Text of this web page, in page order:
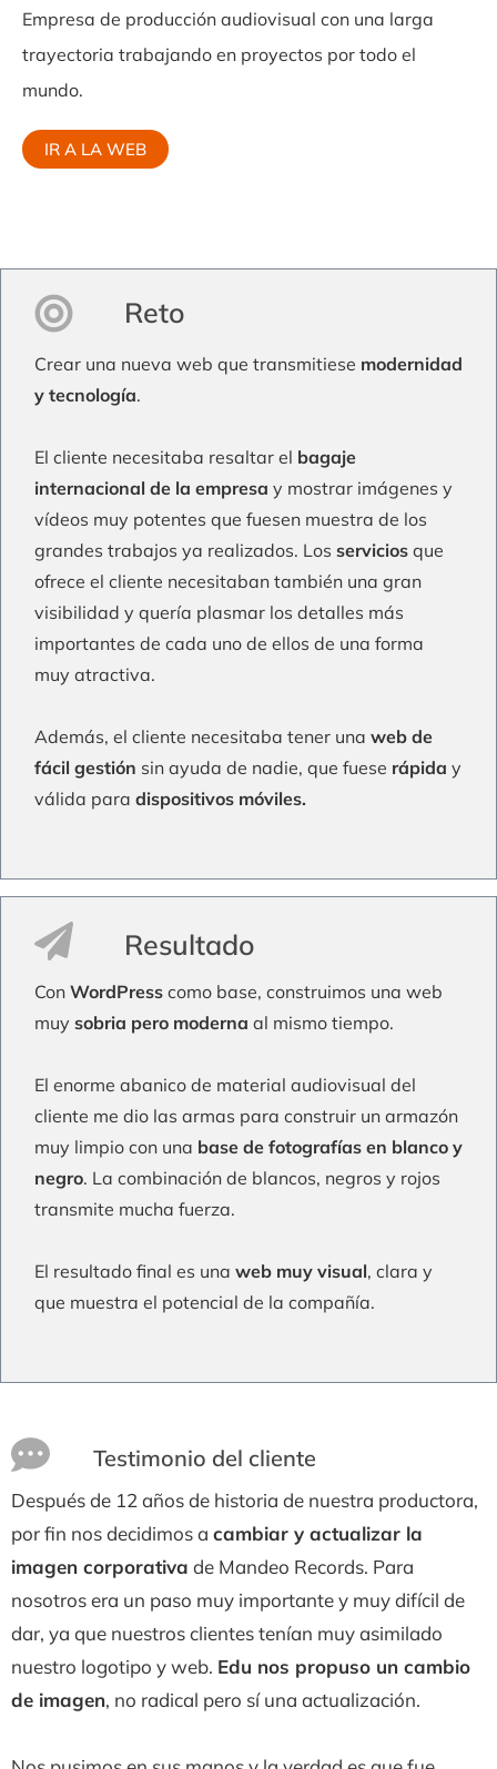
Empresa de producción audiovisual con una larga
trayectoria trabajando en proyectos por todo el
mundo.
IR A LA WEB
Reto
Crear una nueva web que transmitiese modernidad
y tecnología.
El cliente necesitaba resaltar el bagaje
internacional de la empresa y mostrar imágenes y
vídeos muy potentes que fuesen muestra de los
grandes trabajos ya realizados. Los servicios que
ofrece el cliente necesitaban también una gran
visibilidad y quería plasmar los detalles más
importantes de cada uno de ellos de una forma
muy atractiva.
Además, el cliente necesitaba tener una web de
fácil gestión sin ayuda de nadie, que fuese rápida y
válida para dispositivos móviles.
Resultado
Con WordPress como base, construimos una web
muy sobria pero moderna al mismo tiempo.
El enorme abanico de material audiovisual del
cliente me dio las armas para construir un armazón
muy limpio con una base de fotografías en blanco y
negro. La combinación de blancos, negros y rojos
transmite mucha fuerza.
El resultado final es una web muy visual, clara y
que muestra el potencial de la compañía.
Testimonio del cliente
Después de 12 años de historia de nuestra productora,
por fin nos decidimos a cambiar y actualizar la
imagen corporativa de Mandeo Records. Para
nosotros era un paso muy importante y muy difícil de
dar, ya que nuestros clientes tenían muy asimilado
nuestro logotipo y web. Edu nos propuso un cambio
de imagen, no radical pero sí una actualización.